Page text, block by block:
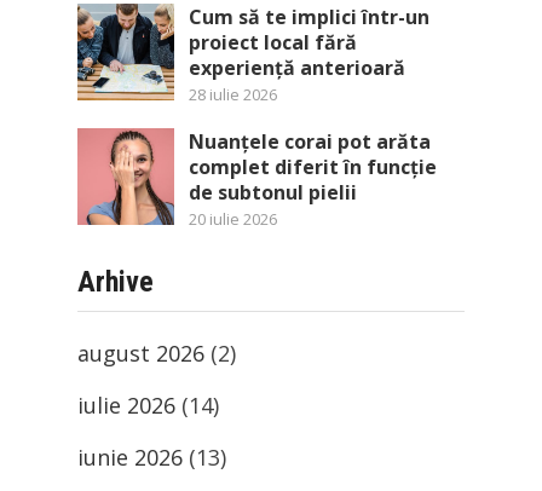
Cum să te implici într-un
proiect local fără
experiență anterioară
28 iulie 2026
Nuanțele corai pot arăta
complet diferit în funcție
de subtonul pielii
20 iulie 2026
Arhive
august 2026 (2)
iulie 2026 (14)
iunie 2026 (13)